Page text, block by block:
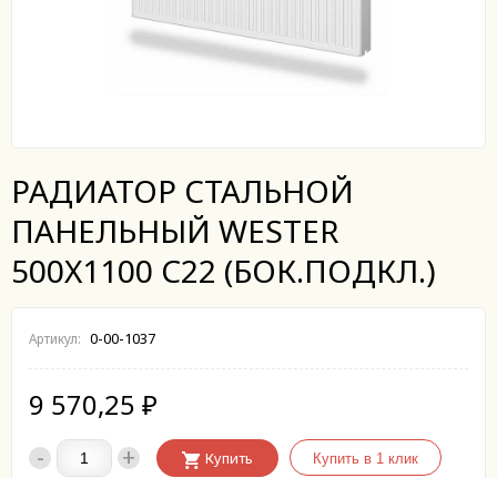
РАДИАТОР СТАЛЬНОЙ
ПАНЕЛЬНЫЙ WESTER
500X1100 C22 (БОК.ПОДКЛ.)
Артикул: 0-00-1037
9 570,25 ₽
- + Купить